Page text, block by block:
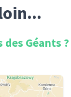
des Géants ?